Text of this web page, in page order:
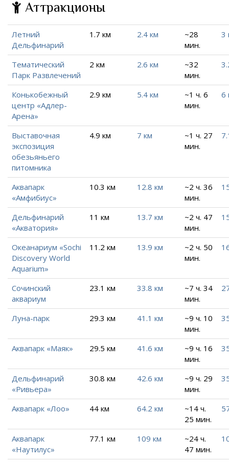
Аттракционы
Летний
Дельфинарий
1.7 км 2.4 км
~28
мин.
3
Тематический
Парк Развлечений
2 км 2.6 км
~32
мин.
Конькобежный
центр «Адлер-
Арена»
2.9 км 5.4 км
~1 ч. 6
мин.
6
Выставочная
экспозиция
обезьяньего
питомника
4.9 км 7 км
~1 ч. 27
мин.
Аквапарк
«Амфибиус»
10.3 км 12.8 км
~2 ч. 36
мин.
Дельфинарий
«Акватория»
11 км 13.7 км
~2 ч. 47
мин.
Океанариум «Sochi
Discovery World
Aquarium»
11.2 км 13.9 км
~2 ч. 50
мин.
Сочинский
аквариум
23.1 км 33.8 км
~7 ч. 34
мин.
Луна-парк 29.3 км 41.1 км
~9 ч. 10
мин.
Аквапарк «Маяк» 29.5 км 41.6 км
~9 ч. 16
мин.
Дельфинарий
«Ривьера»
30.8 км 42.6 км
~9 ч. 29
мин.
Аквапарк «Лоо» 44 км 64.2 км
~14 ч.
25 мин.
Аквапарк
«Наутилус»
77.1 км 109 км
~24 ч.
47 мин.